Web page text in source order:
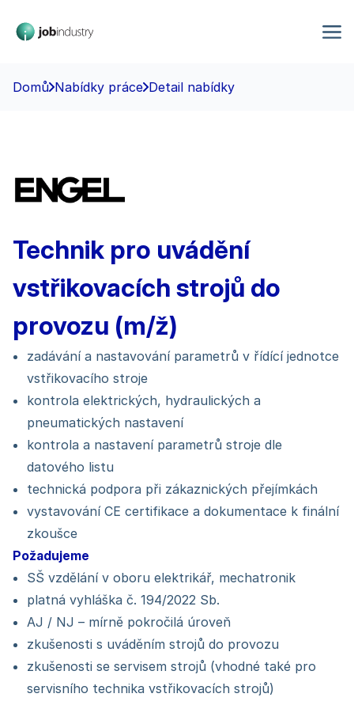
Domů Nabídky práce Detail nabídky
Technik pro uvádění
vstřikovacích strojů do
provozu (m/ž)
zadávání a nastavování parametrů v řídící jednotce
vstřikovacího stroje
kontrola elektrických, hydraulických a
pneumatických nastavení
kontrola a nastavení parametrů stroje dle
datového listu
technická podpora při zákaznických přejímkách
vystavování CE certifikace a dokumentace k finální
zkoušce
Požadujeme
SŠ vzdělání v oboru elektrikář, mechatronik
platná vyhláška č. 194/2022 Sb.
AJ / NJ – mírně pokročilá úroveň
zkušenosti s uváděním strojů do provozu
zkušenosti se servisem strojů (vhodné také pro
servisního technika vstřikovacích strojů)